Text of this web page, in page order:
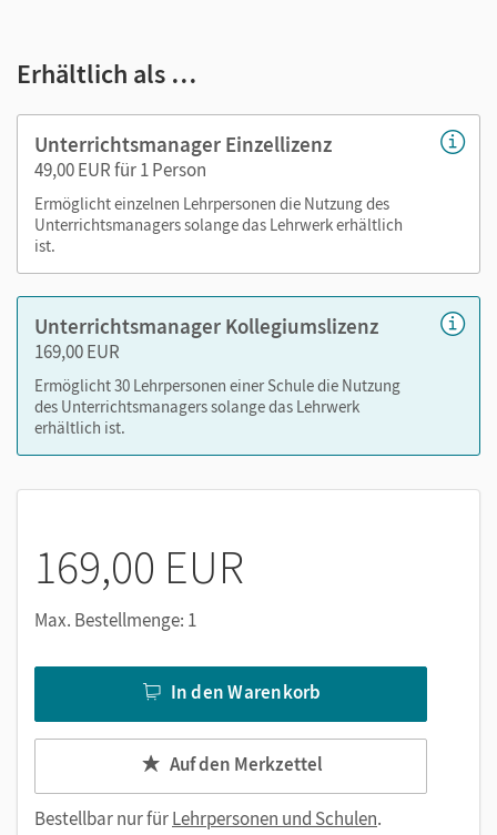
Schulbuch - Lehrkräftefassung als E-Book
Language Action Sheets (Word; verfügbar für die
(pdf) mit Lösungen
Workbook - Lehrkräftefassung mit Audios (inklusive
Audio-Transkripten und Lösungen für die
geschlossenen Aufgaben)
Audios und Videos der CD und DVD mit Transkripten
Vorschläge zur Leistungsmessung (Word) mit den
zugehörigen Audios und Videos (inklusive
Transkripten und Lösungen)
alle Dokumente des Fördern-und-Fordern-Ordners
zugehörigen Audios (inklusive Transkripten)
Nutzen Sie den Unterrichtsmanager auf lernen.cornelsen.de
oder über die Cornelsen Lernen App.
Erhältlich als …
Unterrichtsmanager Einzellizenz
49,00 EUR für 1 Person
Ermöglicht einzelnen Lehrpersonen die Nutzung des
Unterrichtsmanagers solange das Lehrwerk erhältlich
ist.
Unterrichtsmanager Kollegiumslizenz
169,00 EUR
Ermöglicht 30 Lehrpersonen einer Schule die Nutzung
des Unterrichtsmanagers solange das Lehrwerk
erhältlich ist.
169,00 EUR
Max. Bestellmenge: 1
In den Warenkorb
Auf den Merkzettel
Bestellbar nur fürLehrpersonen und Schulen.